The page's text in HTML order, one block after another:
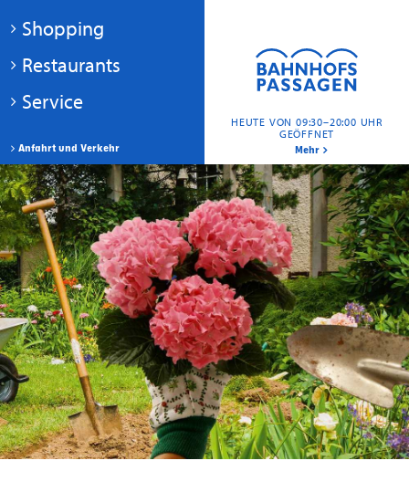
HEUTE VON 09:30–20:00 UHR
GEÖFFNET
Mehr
Anfahrt und Verkehr
Shopping
Restaurants
Service